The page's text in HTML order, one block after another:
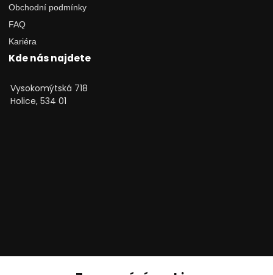
Obchodní podmínky
FAQ
Kariéra
Kde nás najdete
Vysokomýtská 718
Holice, 534 01